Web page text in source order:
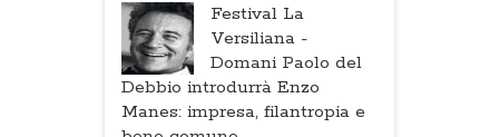
Festival La
Versiliana -
Domani Paolo del
Debbio introdurrà Enzo
Manes: impresa, filantropia e